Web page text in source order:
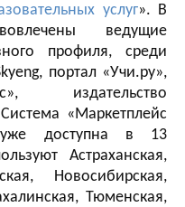
услуг». В
ведущие
профиля, среди
портал «Учи.ру»,
издательство
«Маркетплейс
уже доступна в 13
Астраханская,
Новосибирская,
Тюменская,